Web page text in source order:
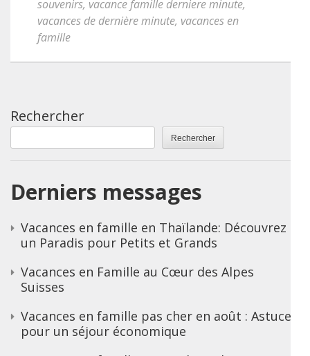
souvenirs, vacance famille derniere minute,
vacances de dernière minute, vacances en
famille
Rechercher
Rechercher
Derniers messages
Vacances en famille en Thaïlande: Découvrez
un Paradis pour Petits et Grands
Vacances en Famille au Cœur des Alpes
Suisses
Vacances en famille pas cher en août : Astuces
pour un séjour économique